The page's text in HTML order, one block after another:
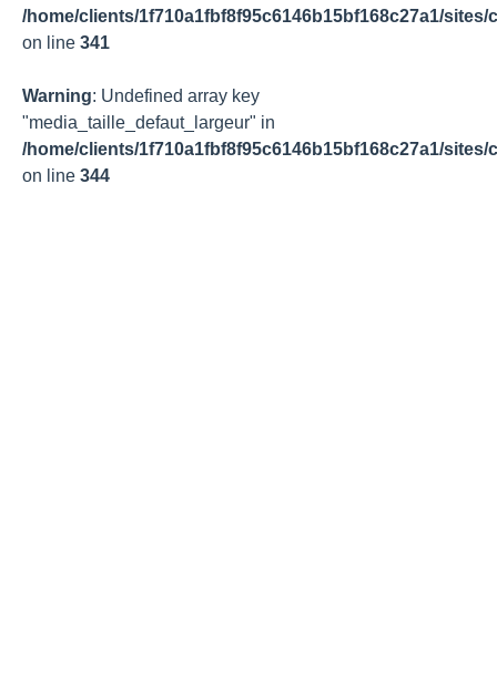
/home/clients/1f710a1fbf8f95c6146b15bf168c27a1/
on line 341
Warning: Undefined array key
"media_taille_defaut_largeur" in
/home/clients/1f710a1fbf8f95c6146b15bf168c27a1/
on line 344